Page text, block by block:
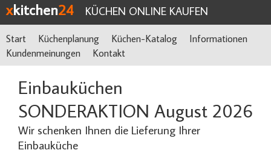
xkitchen24 KÜCHEN ONLINE KAUFEN
Start Küchenplanung Küchen-Katalog
Informationen
Kundenmeinungen
Kontakt
Einbauküchen
SONDERAKTION August 2026
Wir schenken Ihnen die Lieferung Ihrer
Einbauküche